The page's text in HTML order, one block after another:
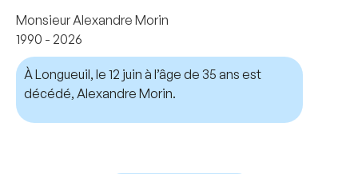
Monsieur Alexandre Morin
1990 - 2026
À Longueuil, le 12 juin à l’âge de 35 ans est
décédé, Alexandre Morin.